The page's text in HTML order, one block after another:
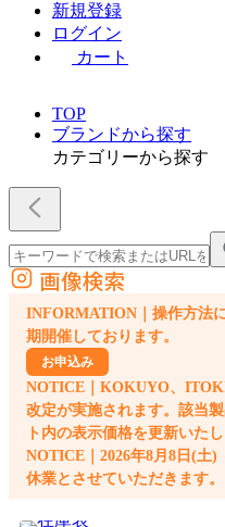
新規登録
ログイン
カート
TOP
ブランドから探す
カテゴリーから探す
外部サイトの商品をカートに追加
他のサイトで見つけた商品ページのURLを貼
画像検索
INFORMATION｜操作方法
期開催しております。
お申込み
NOTICE｜KOKUYO、
改定が実施されます。該当
ト内の表示価格を更新いた
NOTICE｜2026年8月8日(土)
休業とさせていただきます。